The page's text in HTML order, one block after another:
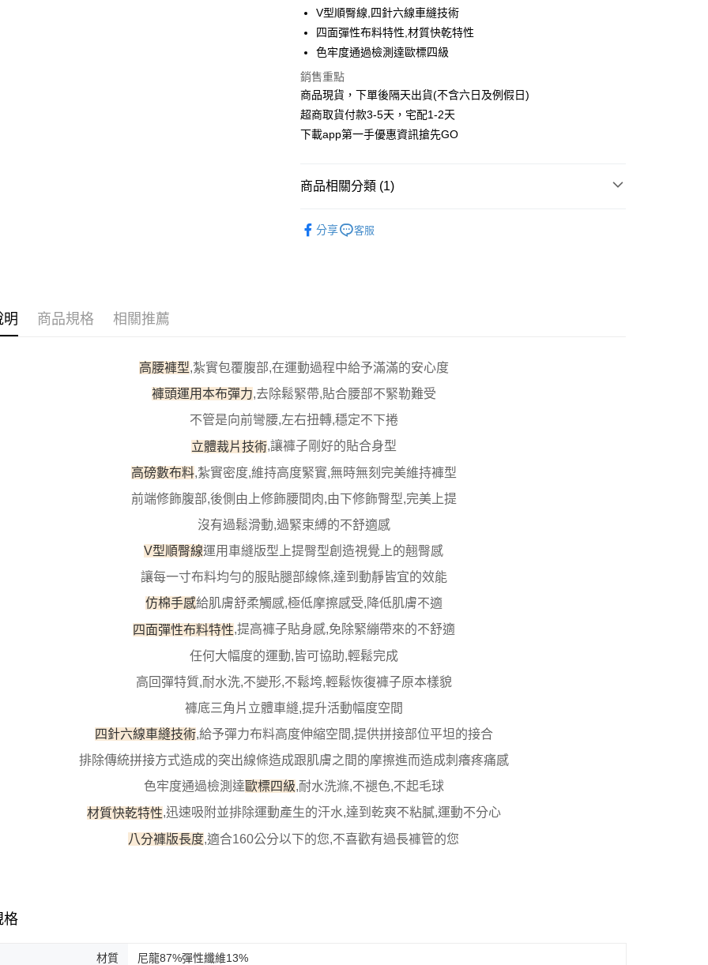
華南商業銀行
國泰世華商業銀行
臺灣中小企業銀行
匯豐（台灣）商業銀行
聯邦商業銀行
遠東國際商業銀行
玉山商業銀行
台新國際商業銀行
合作金庫商業銀行
華南商業銀行
上海商業儲蓄銀行
臺灣中小企業銀行
匯豐（台灣）商業銀行
華泰商業銀行
聯邦商業銀行
元大商業銀行
台灣樂天信用卡公司
超商取貨付款
LINE Pay
Apple Pay
悠遊付
相關說明
便利好安心！
１．簡單：不需註冊會員、不需綁卡、不需儲值。
／ATM／網路銀行／等多元方式進行付款，方視為交易完成。
絡購買商品的店家。未經商家同意取消之訂單仍視為有效，需透過AFTEE
先享後付繳納相關費用。
※ 交易是否成功請以「AFTEE先享後付 」之結帳頁面顯示為準，若有關於
是否繳費成功／繳費後需取消欲退款等相關疑問，請聯繫「AFTEE先享後
付客戶支援中心」 https://netprotections.freshdesk.com/support/home
【注意事項】
１．透過由恩沛科技股份有限公司提供之「AFTEE先享後付」服務完成之
求債權轉讓予恩沛科技股份有限公司。
https://aftee.tw/terms/#terms3
「AFTEE先享後付」，若未經同意申辦者引起之損失，本公司不負相關責
任。
４．使用「AFTEE先享後付」時，將依據個別帳號之用戶狀況，依本公司
即時審查核予不同之上限額度；若仍有額度不足之情形，本公司將視審查
結果請求用戶進行身份認證。
５．嚴禁一人註冊多個帳號或使用他人資訊註冊。若發現惡意使用之情
動。
每筆NT$100，滿NT$800(含以上)免運費
7-11取貨付款
每筆NT$100，滿NT$800(含以上)免運費
付款後7-11取貨
宅配
海外宅配
V型順臀線,四針六線車縫技術
四面彈性布料特性,材質快乾特性
色牢度通過檢測達歐標四級
銷售重點
商品現貨，下單後隔天出貨(不含六日及例假日)
超商取貨付款3-5天，宅配1-2天
下載app第一手優惠資訊搶先GO
商品相關分類 (1)
分享
客服
明 商品規格 相關推薦
高腰褲型,紮實包覆腹部,在運動過程中給予滿滿的安心度
褲頭運用本布彈力,去除鬆緊帶,貼合腰部不緊勒難受
不管是向前彎腰,左右扭轉,穩定不下捲
立體裁片技術,讓褲子剛好的貼合身型
高磅數布料,紮實密度,維持高度緊實,無時無刻完美維持褲型
前端修飾腹部,後側由上修飾腰間肉,由下修飾臀型,完美上提
沒有過鬆滑動,過緊束縛的不舒適感
V型順臀線運用車縫版型上提臀型創造視覺上的翹臀感
讓每一寸布料均勻的服貼腿部線條,達到動靜皆宜的效能
仿棉手感給肌膚舒柔觸感,極低摩擦感受,降低肌膚不適
四面彈性布料特性,提高褲子貼身感,免除緊繃帶來的不舒適
任何大幅度的運動,皆可協助,輕鬆完成
高回彈特質,耐水洗,不變形,不鬆垮,輕鬆恢復褲子原本樣貌
褲底三角片立體車縫,提升活動幅度空間
四針六線車縫技術,給予彈力布料高度伸縮空間,提供拼接部位平坦的接合
排除傳統拼接方式造成的突出線條造成跟肌膚之間的摩擦進而造成刺癢疼痛感
色牢度通過檢測達歐標四級,耐水洗滌,不褪色,不起毛球
材質快乾特性,迅速吸附並排除運動產生的汗水,達到乾爽不粘膩,運動不分心
八分褲版長度,適合160公分以下的您,不喜歡有過長褲管的您
格
材質 尼龍87%彈性纖維13%